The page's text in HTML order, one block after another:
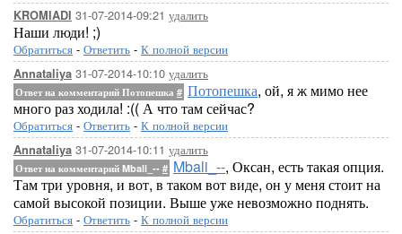
KROMIADI 31-07-2014-09:21 удалить
Наши люди! ;)
Обратиться - Ответить - К полной версии
Annataliya 31-07-2014-10:10 удалить
Ответ на комментарий Потопешка # Потопешка, ой, я ж мимо нее
много раз ходила! :(( А что там сейчас?
Обратиться - Ответить - К полной версии
Annataliya 31-07-2014-10:11 удалить
Ответ на комментарий Mbali_-- # Mbali_--, Оксан, есть такая опция.
Там три уровня, и вот, в таком вот виде, он у меня стоит на
самой высокой позиции. Выше уже невозможно поднять.
Обратиться - Ответить - К полной версии